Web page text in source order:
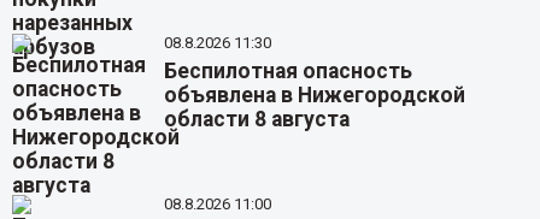
08.8.2026 11:30
Беспилотная опасность
объявлена в Нижегородской
области 8 августа
08.8.2026 11:00